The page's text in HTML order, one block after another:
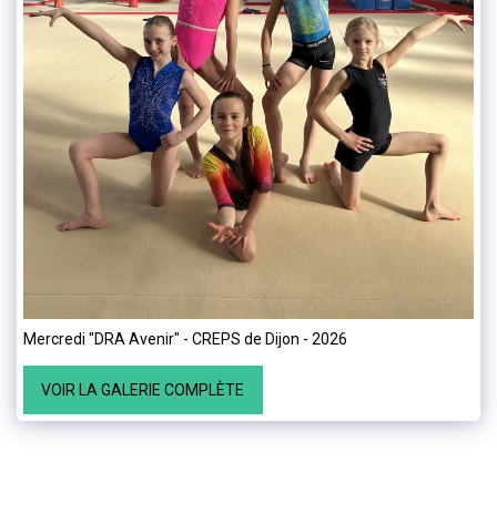
Mercredi "DRA Avenir" - CREPS de Dijon - 2026
VOIR LA GALERIE COMPLÈTE